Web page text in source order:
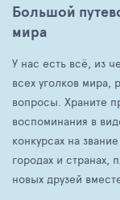
Большой
мира
У нас есть всё, из
всех уголков мира,
вопросы. Храните
воспоминания в
конкурсах на
городах и странах,
новых друзей